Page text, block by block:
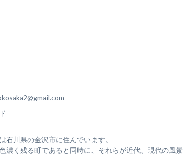
石川県の金沢市に住んでいます。
濃く残る町であると同時に、それらが近代、現代の風